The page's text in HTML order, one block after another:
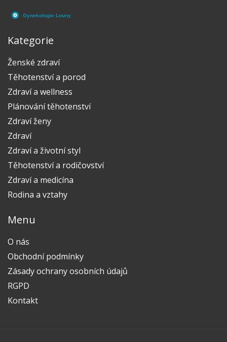
Kategorie
Ženské zdraví
Těhotenství a porod
Zdraví a wellness
Plánování těhotenství
Zdraví ženy
Zdraví
Zdraví a životní styl
Těhotenství a rodičovství
Zdraví a medicína
Rodina a vztahy
Menu
O nás
Obchodní podmínky
Zásady ochrany osobních údajů
RGPD
Kontakt